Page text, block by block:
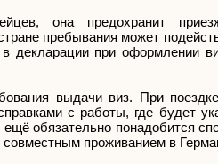
она предохранит
пребывания может
декларации при оформлении
выдачи виз. При
с работы, где будет
обязательно понадобится
совместным проживанием в